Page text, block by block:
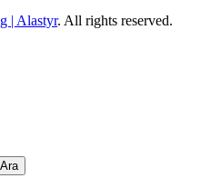
| Alastyr. All rights reserved.